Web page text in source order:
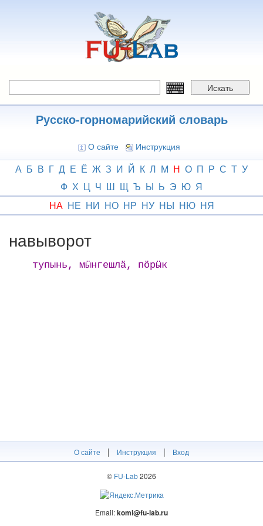
Искать
Русско-горномарийский словарь
О сайте Инструкция
А Б В Г Д Е Ё Ж З И Й К Л М Н О П Р С Т У
Ф Х Ц Ч Ш Щ Ъ Ы Ь Э Ю Я
НА НЕ НИ НО НР НУ НЫ НЮ НЯ
навыворот
тупынь, мӹнгешлӓ, пӧрӹк
О сайте | Инструкция | Вход
© FU-Lab2026
Email:komi@fu-lab.ru